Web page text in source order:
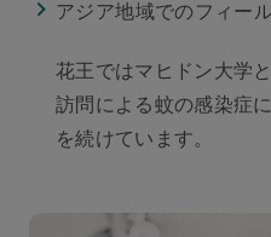
アジア地域でのフィー
花王ではマヒドン大学
訪問による蚊の感染症
を続けています。